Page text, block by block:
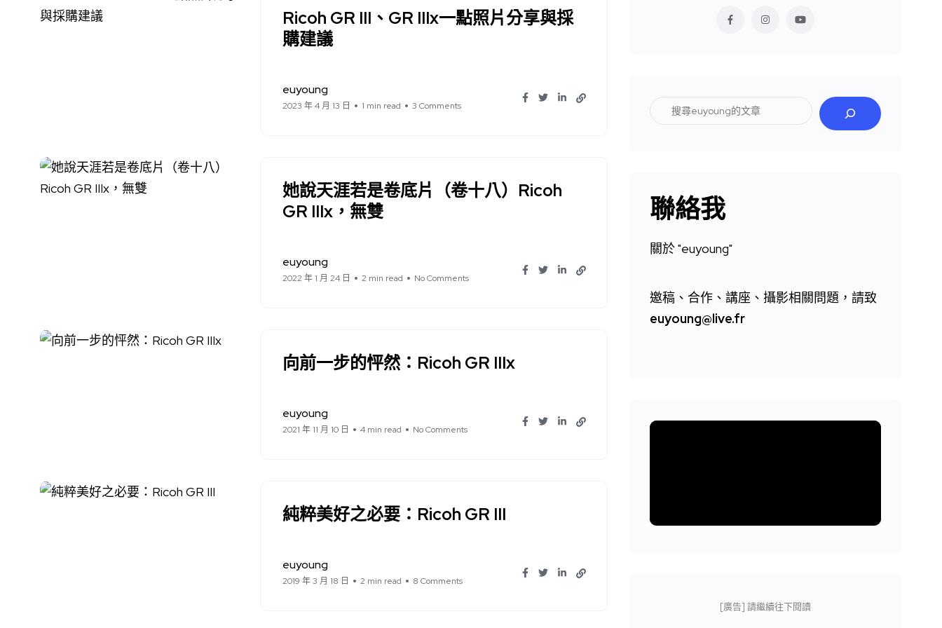
Ricoh GR III、GR IIIx一點照片分享與採
購建議
euyoung
2023 年 4 月 13 日 1 min read 3 Comments
她說天涯若是卷底片（卷十八）Ricoh
GR IIIx，無雙
euyoung
2022 年 1 月 24 日 2 min read No Comments
向前一步的怦然：Ricoh GR IIIx
euyoung
2021 年 11 月 10 日 4 min read No Comments
純粹美好之必要：Ricoh GR III
euyoung
2019 年 3 月 18 日 2 min read 8 Comments
聯絡我
關於 "euyoung"
邀稿、合作、講座、攝影相關問題，請致
euyoung@live.fr
[廣告] 請繼續往下閱讀